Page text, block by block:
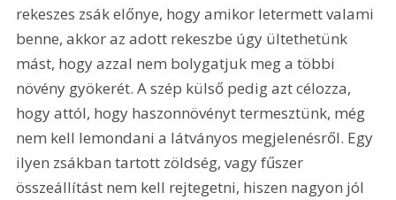
rekeszes zsák előnye, hogy amikor letermett valami
benne, akkor az adott rekeszbe úgy ültethetünk
mást, hogy azzal nem bolygatjuk meg a többi
növény gyökerét. A szép külső pedig azt célozza,
hogy attól, hogy haszonnövényt termesztünk, még
nem kell lemondani a látványos megjelenésről. Egy
ilyen zsákban tartott zöldség, vagy fűszer
összeállítást nem kell rejtegetni, hiszen nagyon jól